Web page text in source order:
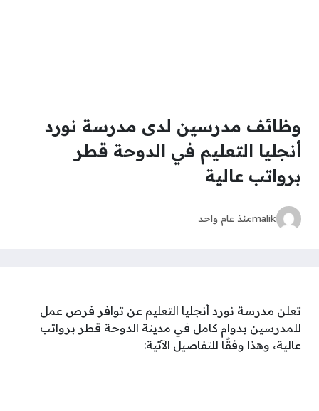
وظائف مدرسين لدى مدرسة نورد
أنجليا التعليم في الدوحة قطر
برواتب عالية
malikمنذ عام واحد
تعلن مدرسة نورد أنجليا التعليم عن توافر فرص عمل
للمدرسين بدوام كامل في مدينة الدوحة قطر برواتب
عالية، وهذا وفقًا للتفاصيل الآتية: